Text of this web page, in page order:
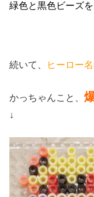
緑色と黒色ビーズ
続いて、 ヒーロー
かっちゃんこと、
↓